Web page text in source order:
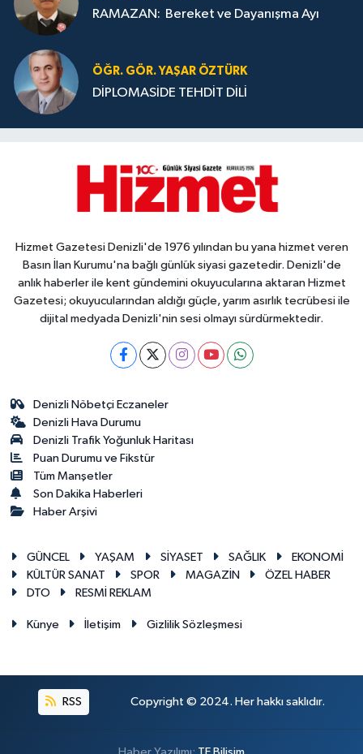
RAMAZAN: Bereket ve Dayanışma Ayı
ÖĞR. GÖR. YAŞAR ÖZTÜRK
DİPLOMASİDE TEHDİT DİLİ
Hizmet Gazetesi Denizli'de 1976 yılından bu yana hizmet veren
Basın İlan Kurumu'na bağlı günlük siyasi gazetedir. Denizli'de
anlık haberler ile kent gündemini okuyucularına aktaran Hizmet
Gazetesi; okuyucularından aldığı güçle, yarım asırlık tecrübesi ile
dijital medyada Denizli'nin sesi olmayı sürdürmektedir.
Denizli Nöbetçi Eczaneler
Denizli Hava Durumu
Denizli Trafik Yoğunluk Haritası
Puan Durumu ve Fikstür
Tüm Manşetler
Son Dakika Haberleri
Haber Arşivi
GÜNCEL YAŞAM SİYASET SAĞLIK
EKONOMİ
KÜLTÜR SANAT
SPOR MAGAZİN
ÖZEL HABER
DTO
RESMİ REKLAM
Künye İletişim Gizlilik Sözleşmesi
RSS Copyright © 2024. Her hakkı saklıdır.